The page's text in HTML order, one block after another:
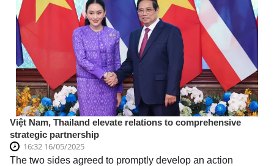
Việt Nam, Thailand elevate relations to comprehensive
strategic partnership
16:32 16/05/2025
The two sides agreed to promptly develop an action